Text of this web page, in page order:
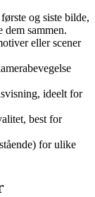
og siste bilde,
dem sammen.
eller scener
ideelt for
best for
for ulike